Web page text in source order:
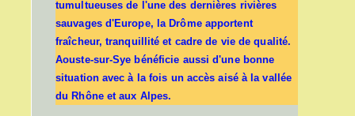
tumultueuses de l'une des dernières rivières
sauvages d'Europe, la Drôme apportent
fraîcheur, tranquillité et cadre de vie de qualité.
Aouste-sur-Sye bénéficie aussi d'une bonne
situation avec à la fois un accès aisé à la vallée
du Rhône et aux Alpes.